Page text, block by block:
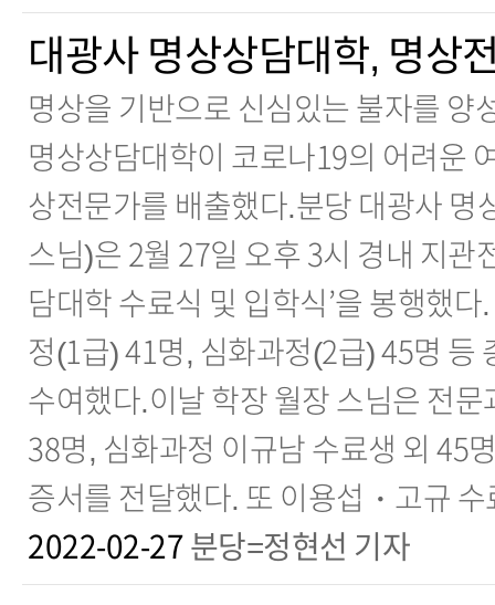
대광사 명상상담대학, 명상
명상을 기반으로 신심있는 불자를 양
명상상담대학이 코로나19의 어려운
상전문가를 배출했다.분당 대광사 명
스님)은 2월 27일 오후 3시 경내 지관
담대학 수료식 및 입학식’을 봉행했
정(1급) 41명, 심화과정(2급) 45명 등
수여했다.이날 학장 월장 스님은 전문
38명, 심화과정 이규남 수료생 외 45
증서를 전달했다. 또 이용섭・고규
2022-02-27 분당=정현선 기자